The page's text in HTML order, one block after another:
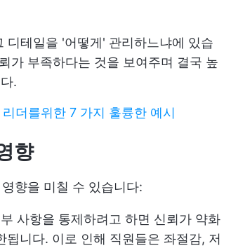
디테일을 '어떻게' 관리하느냐에 있습
가 부족하다는 것을 보여주며 결국 높
.
더를위한 7 가지 훌륭한 예시
향
향을 미칠 수 있습니다:
사항을 통제하려고 하면 신뢰가 약화
니다. 이로 인해 직원들은 좌절감, 저